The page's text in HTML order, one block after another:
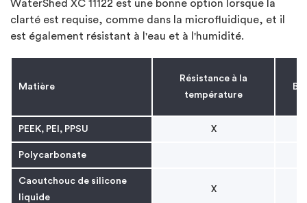
WaterShed XC 11122 est une bonne option lorsque la
clarté est requise, comme dans la microfluidique, et il
est également résistant à l'eau et à l'humidité.
Matière
Résistance à la
température
PEEK, PEI, PPSU X
Polycarbonate
Caoutchouc de silicone
liquide
X